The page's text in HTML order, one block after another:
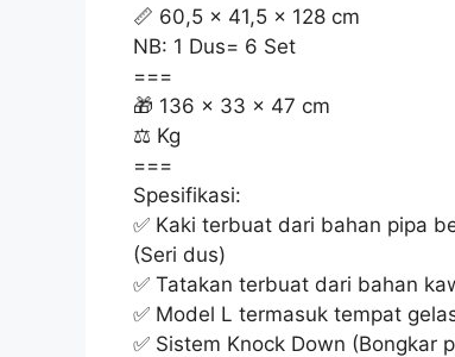
📏 60,5 x 41,5 x 128 cm
NB: 1 Dus= 6 Set
===
🎁 136 x 33 x 47 cm
⚖️ Kg
===
Spesifikasi:
✅ Kaki terbuat dari bahan pipa
(Seri dus)
✅ Tatakan terbuat dari bahan
✅ Model L termasuk tempat
✅ Sistem Knock Down (Bongkar